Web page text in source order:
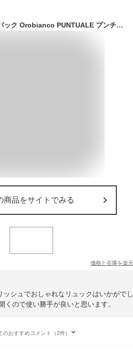
オロビアンコ バックパック Orobianco PUNTUALE プンチュアーレ メンズ リュックサック ユニセックス 斜め掛け 2WAY カジュアル 本革 革 ブランド リモンタナイロン/レザー LIMONTA ブラック/ネイビー 通勤バッグ イタリア製 リュック
商品をサイトでみる
価格と在庫を楽天
シュでおしゃれなリュックはいかがでし
ので使い勝手が良いと思います。
のおすすめコメント（2件）